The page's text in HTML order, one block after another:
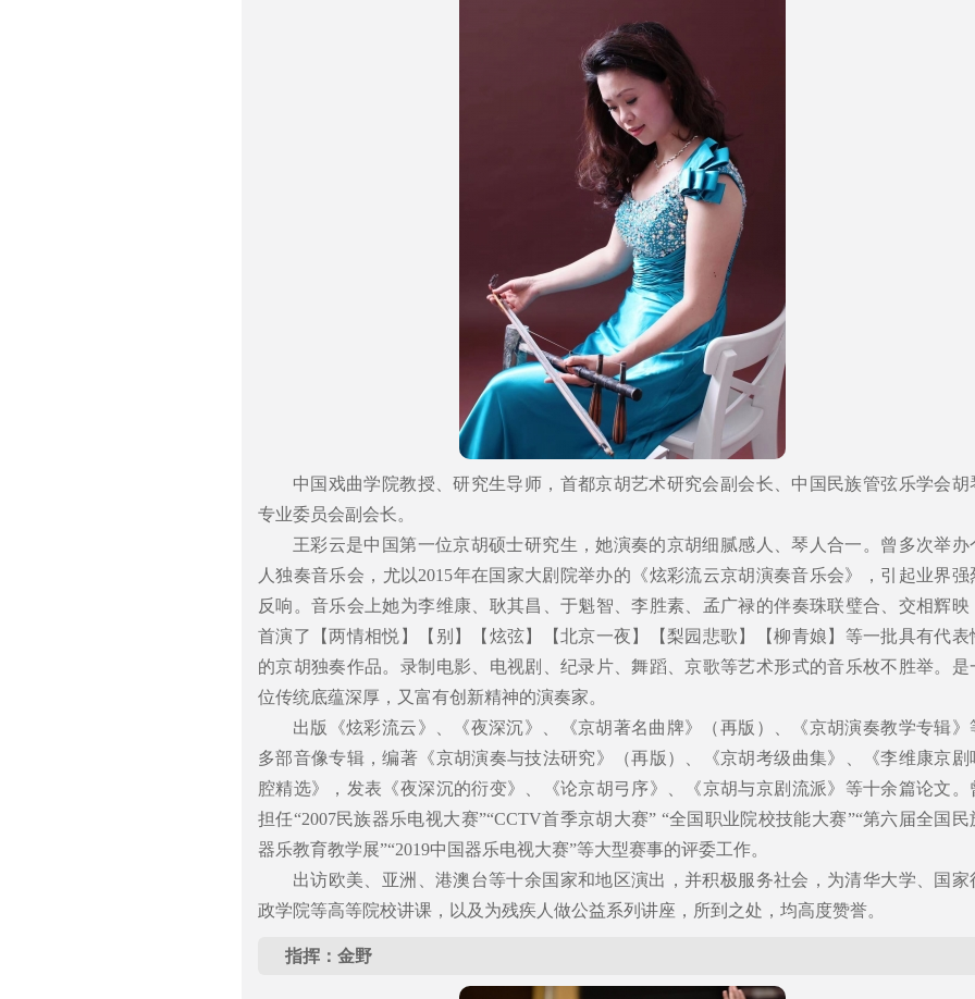
中国戏曲学院教授、研究生导师，首都京胡艺术研究会副会长、中国民族管弦乐学会胡
专业委员会副会长。
王彩云是中国第一位京胡硕士研究生，她演奏的京胡细腻感人、琴人合一。曾多次举办
人独奏音乐会，尤以2015年在国家大剧院举办的《炫彩流云京胡演奏音乐会》，引起业界强
反响。音乐会上她为李维康、耿其昌、于魁智、李胜素、孟广禄的伴奏珠联璧合、交相辉映
首演了【两情相悦】【别】【炫弦】【北京一夜】【梨园悲歌】【柳青娘】等一批具有代表
的京胡独奏作品。录制电影、电视剧、纪录片、舞蹈、京歌等艺术形式的音乐枚不胜举。是
位传统底蕴深厚，又富有创新精神的演奏家。
出版《炫彩流云》、《夜深沉》、《京胡著名曲牌》（再版）、《京胡演奏教学专辑》
多部音像专辑，编著《京胡演奏与技法研究》（再版）、《京胡考级曲集》、《李维康京剧
腔精选》，发表《夜深沉的衍变》、《论京胡弓序》、《京胡与京剧流派》等十余篇论文。
担任“2007民族器乐电视大赛”“CCTV首季京胡大赛” “全国职业院校技能大赛”“第六届全国民
器乐教育教学展”“2019中国器乐电视大赛”等大型赛事的评委工作。
出访欧美、亚洲、港澳台等十余国家和地区演出，并积极服务社会，为清华大学、国家
政学院等高等院校讲课，以及为残疾人做公益系列讲座，所到之处，均高度赞誉。
指挥：金野